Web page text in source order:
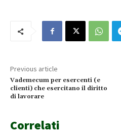
Previous article
Vademecum per esercenti (e
clienti) che esercitano il diritto
di lavorare
Correlati